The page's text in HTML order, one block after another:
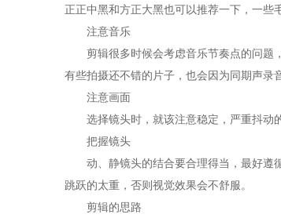
正正中黑和方正大黑也可以推荐一下，一些
注意音乐
剪辑很多时候会考虑音乐节奏点的问题，
有些拍摄还不错的片子，也会因为同期声录
注意画面
选择镜头时，就该注意稳定，严重抖动的
把握镜头
动、静镜头的结合要合理得当，最好遵
跳跃的太重，否则视觉效果会不舒服。
剪辑的思路